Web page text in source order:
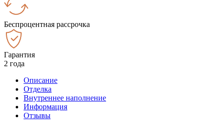
Беспроцентная рассрочка
Гарантия
2 года
Описание
Отделка
Внутреннее наполнение
Информация
Отзывы